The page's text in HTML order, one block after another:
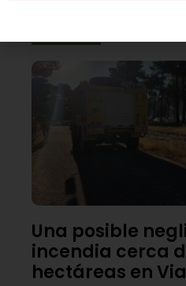
Una posible
incendia cerca
hectáreas en